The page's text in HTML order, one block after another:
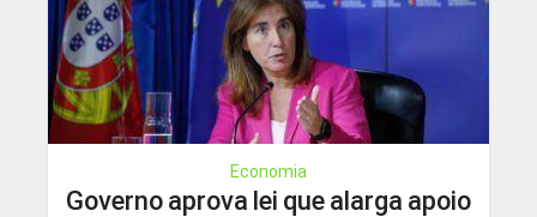
Economia
Governo aprova lei que alarga apoio